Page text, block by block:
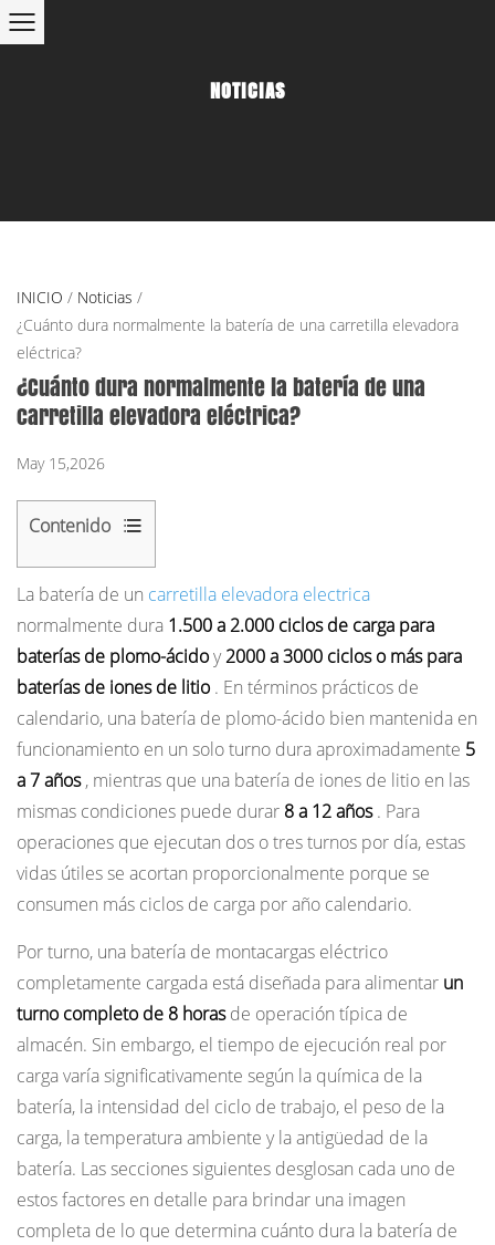
NOTICIAS
INICIO / Noticias /
¿Cuánto dura normalmente la batería de una carretilla elevadora
eléctrica?
¿Cuánto dura normalmente la batería de una
carretilla elevadora eléctrica?
May 15,2026
Contenido
1
Plomo-
ácido
versus
iones
de
litio:
cómo
la
química
de
las
determina
la
vida
útil
1.1
Baterías
inundadas
de
plomo-
ácido
La batería de un carretilla elevadora electrica
normalmente dura 1.500 a 2.000 ciclos de carga para
baterías de plomo-ácidoy2000 a 3000 ciclos o más para
baterías de iones de litio . En términos prácticos de
calendario, una batería de plomo-ácido bien mantenida en
funcionamiento en un solo turno dura aproximadamente 5
a 7 años, mientras que una batería de iones de litio en las
mismas condiciones puede durar 8 a 12 años. Para
operaciones que ejecutan dos o tres turnos por día, estas
vidas útiles se acortan proporcionalmente porque se
consumen más ciclos de carga por año calendario.
Por turno, una batería de montacargas eléctrico
completamente cargada está diseñada para alimentar un
turno completo de 8 horasde operación típica de
almacén. Sin embargo, el tiempo de ejecución real por
carga varía significativamente según la química de la
batería, la intensidad del ciclo de trabajo, el peso de la
carga, la temperatura ambiente y la antigüedad de la
batería. Las secciones siguientes desglosan cada uno de
estos factores en detalle para brindar una imagen
completa de lo que determina cuánto dura la batería de